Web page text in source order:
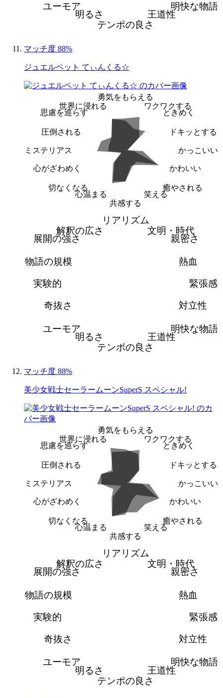
明快な物語
王道性
テンポの良さ
明るさ
ユーモア
マッチ度 88%
ジュエルペット てぃんくる☆
勇気をもらえる
ワクワクする
ときめく
ドキッとする
かっこいい
かわいい
癒やされる
笑える
共感する
心温まる
切なくなる
心がざわめく
ミステリアス
圧倒される
思慮を巡らす
世界に浸れる
リアリズム
文明・時代
親密さ
熱血
緊張感
対立性
明快な物語
王道性
テンポの良さ
明るさ
ユーモア
奇抜さ
実験的
物語の規模
展開の強さ
解釈の広さ
マッチ度 88%
美少女戦士セーラームーンSuperS スペシャル!
勇気をもらえる
ワクワクする
ときめく
ドキッとする
かっこいい
かわいい
癒やされる
笑える
共感する
心温まる
切なくなる
心がざわめく
ミステリアス
圧倒される
思慮を巡らす
世界に浸れる
リアリズム
文明・時代
親密さ
熱血
緊張感
対立性
明快な物語
王道性
テンポの良さ
明るさ
ユーモア
奇抜さ
実験的
物語の規模
展開の強さ
解釈の広さ